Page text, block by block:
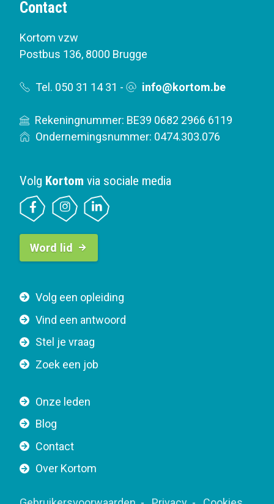
Contact
Kortom vzw
Postbus 136, 8000 Brugge
Tel. 050 31 14 31 - info@kortom.be
Rekeningnummer: BE39 0682 2966 6119
Ondernemingsnummer: 0474.303.076
F
o
t
e
a
v
i
a
Volg een opleiding
Vind een antwoord
Stel je vraag
Zoek een job
Onze leden
Blog
Contact
Over Kortom
Volg Kortom via sociale media
B
t
o
n
a
v
g
t
i
o
Word lid